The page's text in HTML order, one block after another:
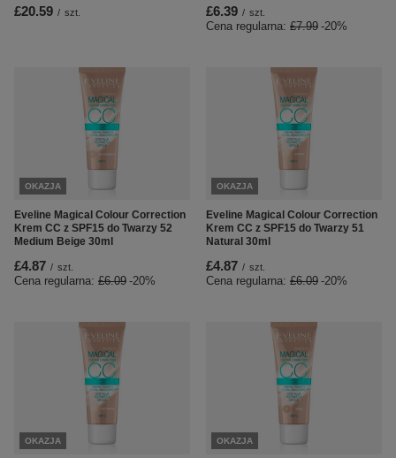
£20.59 / szt. £6.39 / szt.
Cena regularna: £7.99 -20%
OKAZJA
Eveline Magical Colour Correction
Krem CC z SPF15 do Twarzy 52
Medium Beige 30ml
£4.87 / szt.
Cena regularna: £6.09 -20%
OKAZJA
Eveline Magical Colour Correction
Krem CC z SPF15 do Twarzy 51
Natural 30ml
£4.87 / szt.
Cena regularna: £6.09 -20%
OKAZJA OKAZJA